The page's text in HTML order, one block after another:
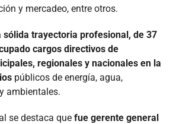
y mercadeo, entre otros.
sólida trayectoria profesional, de 37
cargos directivos de
regionales y nacionales en la
públicos de energía, agua,
ambientales.
se destaca que fue gerente general